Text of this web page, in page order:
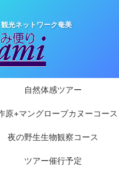
光ネットワーク奄美
自然体感ツアー
原+マングローブカヌーコース
夜の野生生物観察コース
ツアー催行予定